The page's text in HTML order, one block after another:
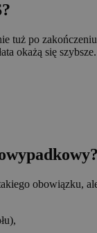
tuż po
okażą się szybsze.
obowiązku,